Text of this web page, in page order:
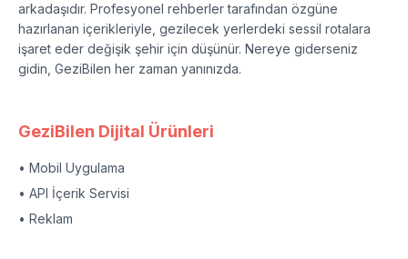
arkadaşıdır. Profesyonel rehberler tarafından özgüne
hazırlanan içerikleriyle, gezilecek yerlerdeki sessil rotalara
işaret eder değişik şehir için düşünür. Nereye giderseniz
gidin, GeziBilen her zaman yanınızda.
GeziBilen Dijital Ürünleri
• Mobil Uygulama
• API İçerik Servisi
• Reklam